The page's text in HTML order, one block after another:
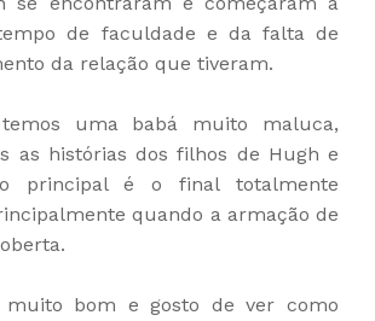
de faculdade e da falta de
da relação que tiveram.
uma babá muito maluca,
as histórias dos filhos de Hugh e
principal é o final totalmente
quando a armação de
bom e gosto de ver como